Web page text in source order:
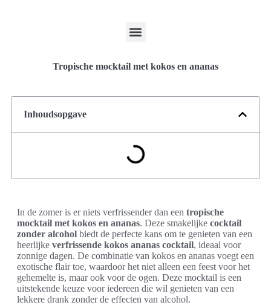
Tropische mocktail met kokos en ananas
Inhoudsopgave
In de zomer is er niets verfrissender dan een tropische
mocktail met kokos en ananas. Deze smakelijke cocktail
zonder alcohol biedt de perfecte kans om te genieten van een
heerlijke verfrissende kokos ananas cocktail, ideaal voor
zonnige dagen. De combinatie van kokos en ananas voegt een
exotische flair toe, waardoor het niet alleen een feest voor het
gehemelte is, maar ook voor de ogen. Deze mocktail is een
uitstekende keuze voor iedereen die wil genieten van een
lekkere drank zonder de effecten van alcohol.